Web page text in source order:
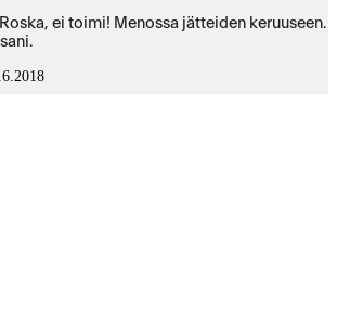
ei toimi! Menossa jätteiden keruuseen.